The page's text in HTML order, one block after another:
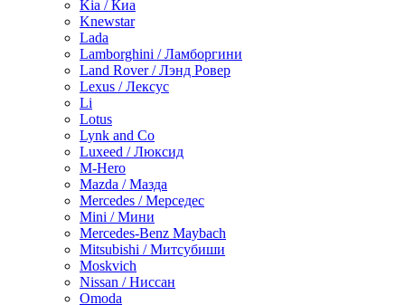
Kia / Киа
Knewstar
Lada
Lamborghini / Ламборгини
Land Rover / Лэнд Ровер
Lexus / Лексус
Li
Lotus
Lynk and Co
Luxeed / Люксид
M-Hero
Mazda / Мазда
Mercedes / Мерседес
Mini / Мини
Mercedes-Benz Maybach
Mitsubishi / Митсубиши
Moskvich
Nissan / Ниссан
Omoda